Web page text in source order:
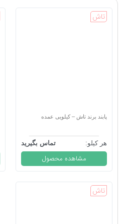
تاش
پابند برند تاش – کیلویی عمده
هر کیلو: تماس بگیرید
مشاهده محصول
تاش